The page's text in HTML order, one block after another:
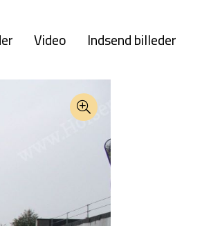
Video Indsend billeder